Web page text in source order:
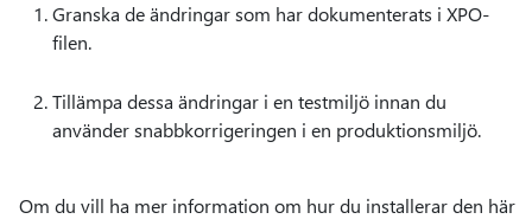
Granska de ändringar som har dokumenterats i XPO-
filen.
Tillämpa dessa ändringar i en testmiljö innan du
använder snabbkorrigeringen i en produktionsmiljö.
Om du vill ha mer information om hur du installerar den här